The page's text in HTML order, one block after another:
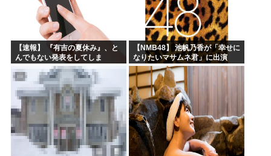
【速報】 『有吉の夏休み』、と
んでもない発表をしてしま
う！！！！！
【NMB48】 池帆乃香が「幸せに
なりたいマサムネ君」に出演